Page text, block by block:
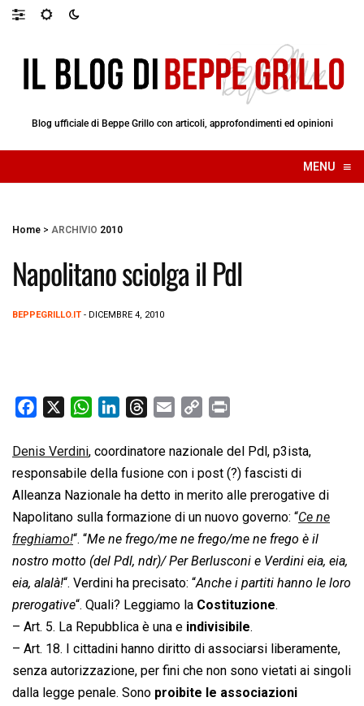
Blog ufficiale di Beppe Grillo con articoli, approfondimenti ed opinioni
MENU ≡
☰
Home > ARCHIVIO 2010
Napolitano sciolga il Pdl
BEPPEGRILLO.IT - DICEMBRE 4, 2010
c
e
b
o
o
k
W
a
t
s
A
p
p
n
k
e
d
I
n
r
e
a
d
s
a
i
l
p
y
L
i
n
k
i
n
t
Denis Verdini, coordinatore nazionale del Pdl, p3ista,
responsabile della fusione con i post (?) fascisti di
Alleanza Nazionale ha detto in merito alle prerogative di
Napolitano sulla formazione di un nuovo governo: “Ce ne
freghiamo!“. “Me ne frego/me ne frego/me ne frego è il
nostro motto (del Pdl, ndr)/ Per Berlusconi e Verdini eia, eia,
eia, alalà!“. Verdini ha precisato: “Anche i partiti hanno le loro
prerogative“. Quali? Leggiamo la Costituzione.
– Art. 5. La Repubblica è una e indivisibile.
– Art. 18. I cittadini hanno diritto di associarsi liberamente,
senza autorizzazione, per fini che non sono vietati ai singoli
dalla legge penale. Sono proibite le associazioni